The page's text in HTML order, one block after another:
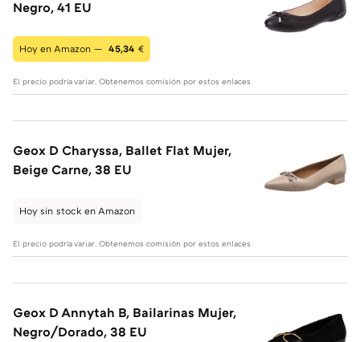
Negro, 41 EU
Hoy en Amazon — 45,34 €
El precio podría variar. Obtenemos comisión por estos enlaces
Geox D Charyssa, Ballet Flat Mujer,
Beige Carne, 38 EU
Hoy sin stock en Amazon
El precio podría variar. Obtenemos comisión por estos enlaces
Geox D Annytah B, Bailarinas Mujer,
Negro/Dorado, 38 EU